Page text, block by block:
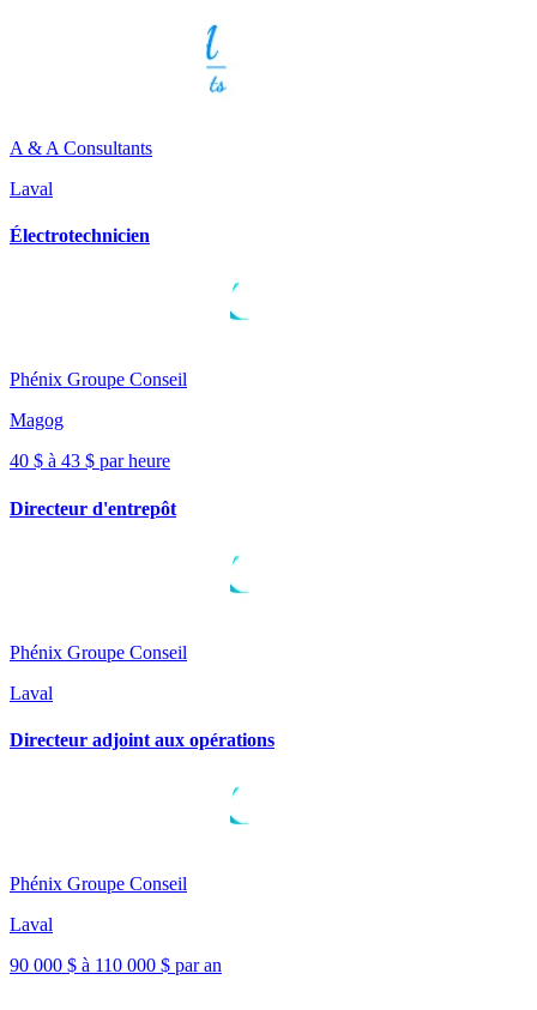
A & A Consultants
Laval
Électrotechnicien
Phénix Groupe Conseil
Magog
40 $ à 43 $ par heure
Directeur d'entrepôt
Phénix Groupe Conseil
Laval
Directeur adjoint aux opérations
Phénix Groupe Conseil
Laval
90 000 $ à 110 000 $ par an